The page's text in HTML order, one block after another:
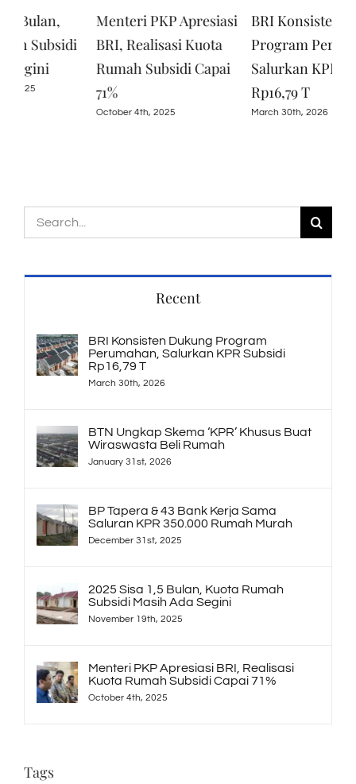
Menteri PKP Apresiasi
BRI, Realisasi Kuota
Rumah Subsidi Capai
71%
October 4th, 2025
BRI Konsisten Dukung
Program Perumahan,
Salurkan KPR Subsidi
March 30th, 2026
Search
Recent
BRI Konsisten Dukung Program
Perumahan, Salurkan KPR Subsidi
Rp16,79 T
March 30th, 2026
BTN Ungkap Skema ‘KPR’ Khusus Buat
Wiraswasta Beli Rumah
January 31st, 2026
BP Tapera & 43 Bank Kerja Sama
Saluran KPR 350.000 Rumah Murah
December 31st, 2025
2025 Sisa 1,5 Bulan, Kuota Rumah
Subsidi Masih Ada Segini
November 19th, 2025
Menteri PKP Apresiasi BRI, Realisasi
Kuota Rumah Subsidi Capai 71%
October 4th, 2025
Tags